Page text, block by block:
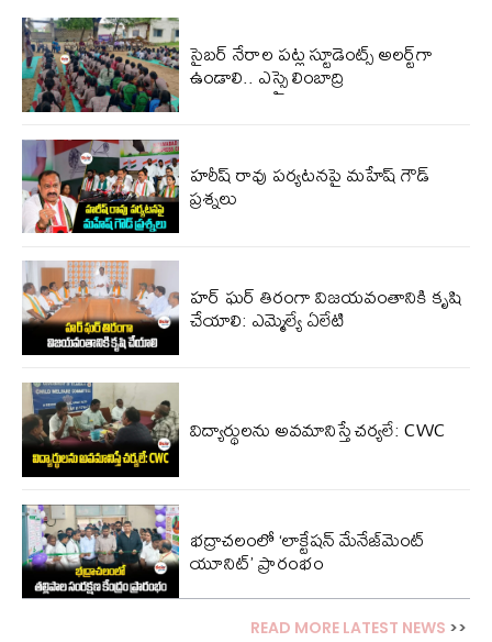
సైబర్ నేరాల పట్ల స్టూడెంట్స్ అలర్ట్‌గా
ఉండాలి.. ఎస్సై లింబాద్రి
హరీష్ రావు పర్యటనపై మహేష్ గౌడ్
ప్రశ్నలు
హర్ ఘర్ తిరంగా విజయవంతానికి కృషి
చేయాలి: ఎమ్మెల్యే ఏలేటి
విద్యార్థులను అవమానిస్తే చర్యలే: CWC
భద్రాచలంలో ‘లాక్టేషన్ మేనేజ్‌మెంట్
యూనిట్’ ప్రారంభం
READ MORE LATEST NEWS >>